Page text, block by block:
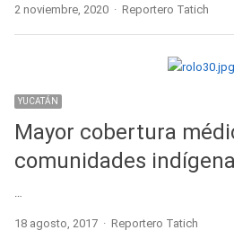
2 noviembre, 2020 Author
Reportero Tatich
YUCATÁN
Mayor cobertura
comunidades
18 agosto, 2017 Author
Reportero Tatich